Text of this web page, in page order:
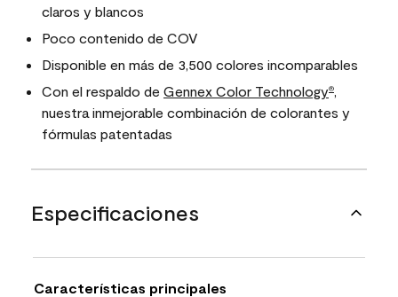
claros y blancos
Poco contenido de COV
Disponible en más de 3,500 colores incomparables
Con el respaldo de Gennex Color Technology®,
nuestra inmejorable combinación de colorantes y
fórmulas patentadas
Especificaciones
Características principales